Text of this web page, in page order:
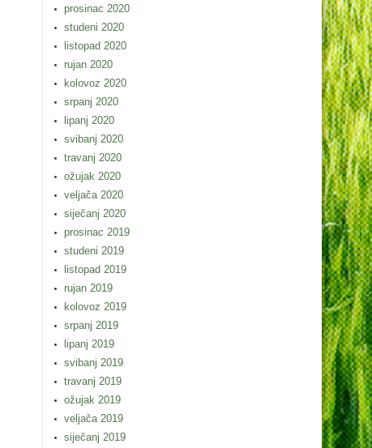
prosinac 2020
studeni 2020
listopad 2020
rujan 2020
kolovoz 2020
srpanj 2020
lipanj 2020
svibanj 2020
travanj 2020
ožujak 2020
veljača 2020
siječanj 2020
prosinac 2019
studeni 2019
listopad 2019
rujan 2019
kolovoz 2019
srpanj 2019
lipanj 2019
svibanj 2019
travanj 2019
ožujak 2019
veljača 2019
siječanj 2019